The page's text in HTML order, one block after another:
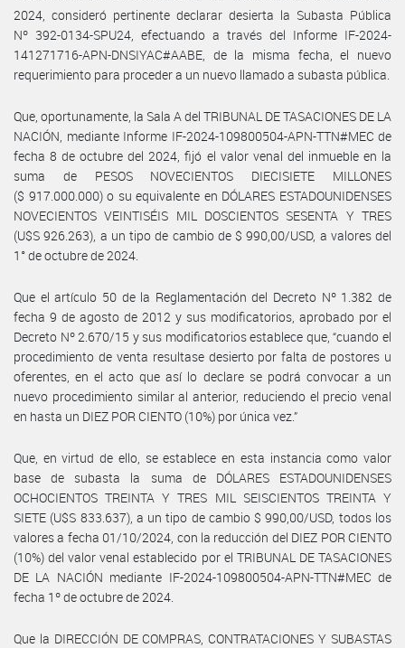
2024, consideró pertinente declarar desierta la Subasta Pública
Nº 392-0134-SPU24, efectuando a través del Informe IF-2024-
141271716-APN-DNSIYAC#AABE, de la misma fecha, el nuevo
requerimiento para proceder a un nuevo llamado a subasta pública.
Que, oportunamente, la Sala A del TRIBUNAL DE TASACIONES DE LA
NACIÓN, mediante Informe IF-2024-109800504-APN-TTN#MEC de
fecha 8 de octubre del 2024, fijó el valor venal del inmueble en la
suma de PESOS NOVECIENTOS DIECISIETE MILLONES
($ 917.000.000) o su equivalente en DÓLARES ESTADOUNIDENSES
NOVECIENTOS VEINTISÉIS MIL DOSCIENTOS SESENTA Y TRES
(U$S 926.263), a un tipo de cambio de $ 990,00/USD, a valores del
1° de octubre de 2024.
Que el artículo 50 de la Reglamentación del Decreto Nº 1.382 de
fecha 9 de agosto de 2012 y sus modificatorios, aprobado por el
Decreto Nº 2.670/15 y sus modificatorios establece que, “cuando el
procedimiento de venta resultase desierto por falta de postores u
oferentes, en el acto que así lo declare se podrá convocar a un
nuevo procedimiento similar al anterior, reduciendo el precio venal
en hasta un DIEZ POR CIENTO (10%) por única vez.”
Que, en virtud de ello, se establece en esta instancia como valor
base de subasta la suma de DÓLARES ESTADOUNIDENSES
OCHOCIENTOS TREINTA Y TRES MIL SEISCIENTOS TREINTA Y
SIETE (U$S 833.637), a un tipo de cambio $ 990,00/USD, todos los
valores a fecha 01/10/2024, con la reducción del DIEZ POR CIENTO
(10%) del valor venal establecido por el TRIBUNAL DE TASACIONES
DE LA NACIÓN mediante IF-2024-109800504-APN-TTN#MEC de
fecha 1º de octubre de 2024.
Que la DIRECCIÓN DE COMPRAS, CONTRATACIONES Y SUBASTAS